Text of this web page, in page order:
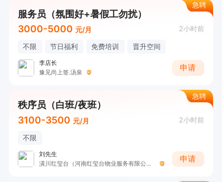
急聘
服务员（氛围好+暑假工勿扰）
3000-5000 元/月 2小时前
不限 节日福利 免费培训 晋升空间
李店长
豫见尚上签.汤泉
申请
急聘
秩序员（白班/夜班）
3100-3500 元/月 2小时前
不限
刘先生
潢川红玺台（河南红玺台物业服务有限公司）
申请